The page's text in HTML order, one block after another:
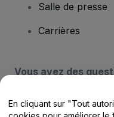
Salle de presse
Carrières
Vous avez des
Centre
En cliquant sur "Tout